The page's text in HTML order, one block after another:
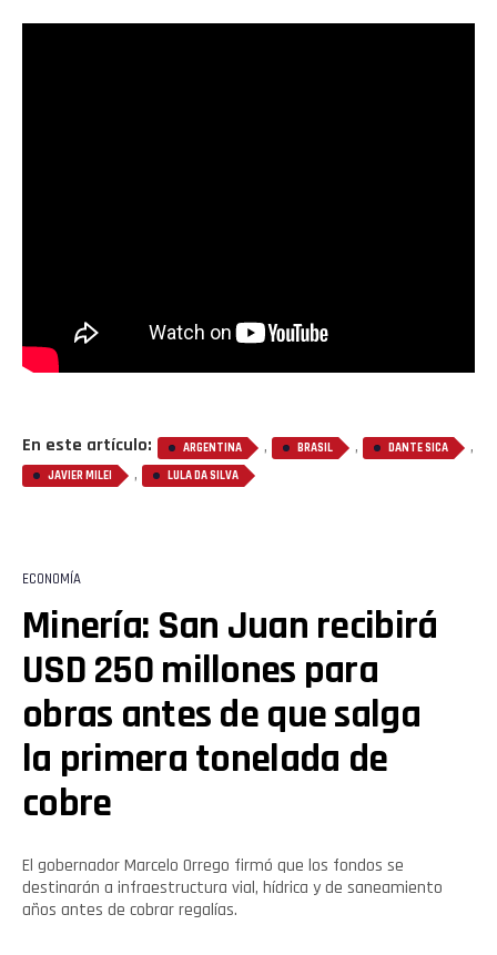
En este artículo: ARGENTINA , BRASIL , DANTE SICA ,
JAVIER MILEI , LULA DA SILVA
ECONOMÍA
Minería: San Juan recibirá
USD 250 millones para
obras antes de que salga
la primera tonelada de
cobre
El gobernador Marcelo Orrego firmó que los fondos se
destinarán a infraestructura vial, hídrica y de saneamiento
años antes de cobrar regalías.